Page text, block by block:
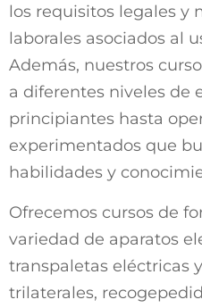
los requisitos legales y
laborales asociados al
Además, nuestros
a diferentes niveles de
principiantes hasta
experimentados que
habilidades y
Ofrecemos cursos de
variedad de aparatos
transpaletas eléctricas
trilaterales,